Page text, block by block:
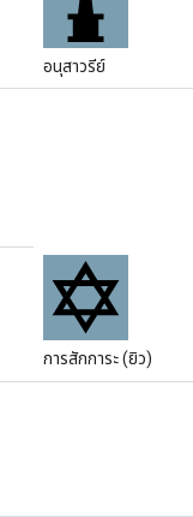
อนุสาวรีย์
การสักการะ (ยิว)